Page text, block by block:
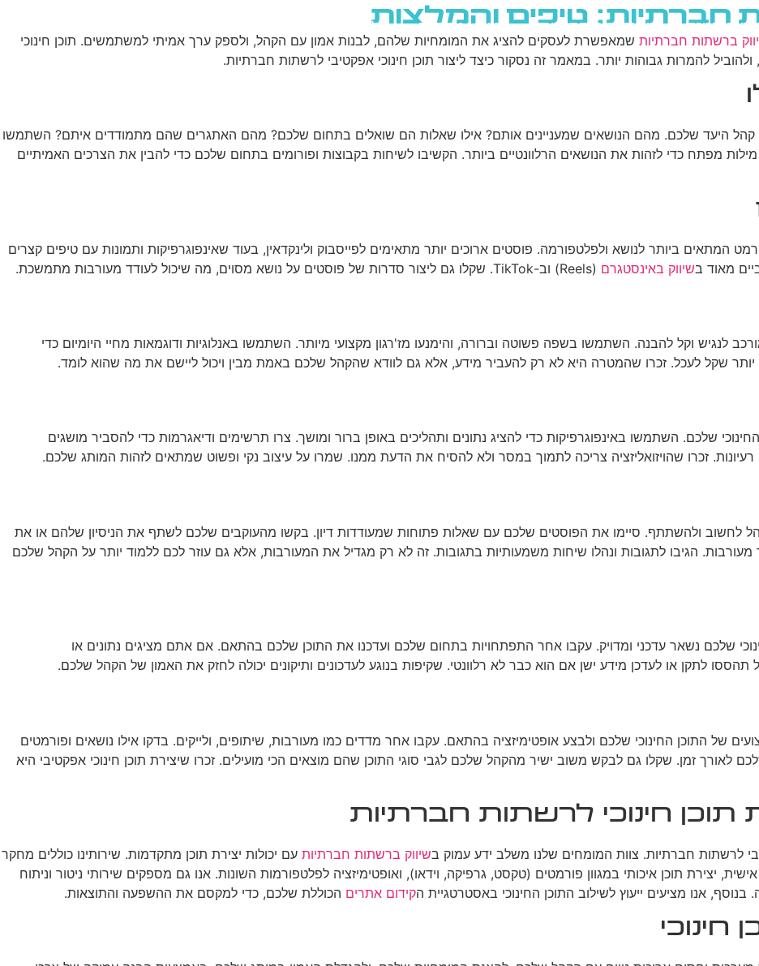
בגוגל רשתות חברתיות בניית אתרים בלוג
חברתיות: טיפים והמלצות
ברשתות חברתיות שמאפשרת לעסקים להציג את המומחיות שלהם, לבנות אמון עם הקהל, ולספק ערך אמיתי למשתמשים. תוכן חינוכי
להמרות גבוהות יותר. במאמר זה נסקור כיצד ליצור תוכן חינוכי אפקטיבי לרשתות חברתיות.
של קהל היעד שלכם. מהם הנושאים שמעניינים אותם? אילו שאלות הם שואלים בתחום שלכם? מהם האתגרים שהם מתמודדים איתם? השתמשו
מפתח כדי לזהות את הנושאים הרלוונטיים ביותר. הקשיבו לשיחות בקבוצות ופורומים בתחום שלכם כדי להבין את הצרכים האמיתיים
המתאים ביותר לנושא ולפלטפורמה. פוסטים ארוכים יותר מתאימים לפייסבוק ולינקדאין, בעוד שאינפוגרפיקות ותמונות עם טיפים קצרים
מאוד בשיווק באינסטגרם (Reels) וב-TikTok. שקלו גם ליצור סדרות של פוסטים על נושא מסוים, מה שיכול לעודד מעורבות מתמשכת.
לנגיש וקל להבנה. השתמשו בשפה פשוטה וברורה, והימנעו מז'רגון מקצועי מיותר. השתמשו באנלוגיות ודוגמאות מחיי היומיום כדי
יותר שקל לעכל. זכרו שהמטרה היא לא רק להעביר מידע, אלא גם לוודא שהקהל שלכם באמת מבין ויכול ליישם את מה שהוא לומד.
שלכם. השתמשו באינפוגרפיקות כדי להציג נתונים ותהליכים באופן ברור ומושך. צרו תרשימים ודיאגרמות כדי להסביר מושגים
זכרו שהויזואליזציה צריכה לתמוך במסר ולא להסיח את הדעת ממנו. שמרו על עיצוב נקי ופשוט שמתאים לזהות המותג שלכם.
לחשוב ולהשתתף. סיימו את הפוסטים שלכם עם שאלות פתוחות שמעודדות דיון. בקשו מהעוקבים שלכם לשתף את הניסיון שלהם או את
הגיבו לתגובות ונהלו שיחות משמעותיות בתגובות. זה לא רק מגדיל את המעורבות, אלא גם עוזר לכם ללמוד יותר על הקהל שלכם
שלכם נשאר עדכני ומדויק. עקבו אחר התפתחויות בתחום שלכם ועדכנו את התוכן שלכם בהתאם. אם אתם מציגים נתונים או
תהססו לתקן או לעדכן מידע ישן אם הוא כבר לא רלוונטי. שקיפות בנוגע לעדכונים ותיקונים יכולה לחזק את האמון של הקהל שלכם.
של התוכן החינוכי שלכם ולבצע אופטימיזציה בהתאם. עקבו אחר מדדים כמו מעורבות, שיתופים, ולייקים. בדקו אילו נושאים ופורמטים
זמן. שקלו גם לבקש משוב ישיר מהקהל שלכם לגבי סוגי התוכן שהם מוצאים הכי מועילים. זכרו שיצירת תוכן חינוכי אפקטיבי היא
תוכן חינוכי לרשתות חברתיות
לרשתות חברתיות. צוות המומחים שלנו משלב ידע עמוק בשיווק ברשתות חברתיות עם יכולות יצירת תוכן מתקדמות. שירותינו כוללים מחקר
יצירת תוכן איכותי במגוון פורמטים (טקסט, גרפיקה, וידאו), ואופטימיזציה לפלטפורמות השונות. אנו גם מספקים שירותי ניטור וניתוח
אנו מציעים ייעוץ לשילוב התוכן החינוכי באסטרטגיית הקידום אתרים הכוללת שלכם, כדי למקסם את ההשפעה והתוצאות.
חינוכי